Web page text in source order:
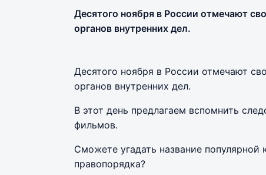
Десятого ноября в России отмечают
органов внутренних дел.
Десятого ноября в России отмечают
органов внутренних дел.
В этот день предлагаем вспомнить
фильмов.
Сможете угадать название
правопорядка?